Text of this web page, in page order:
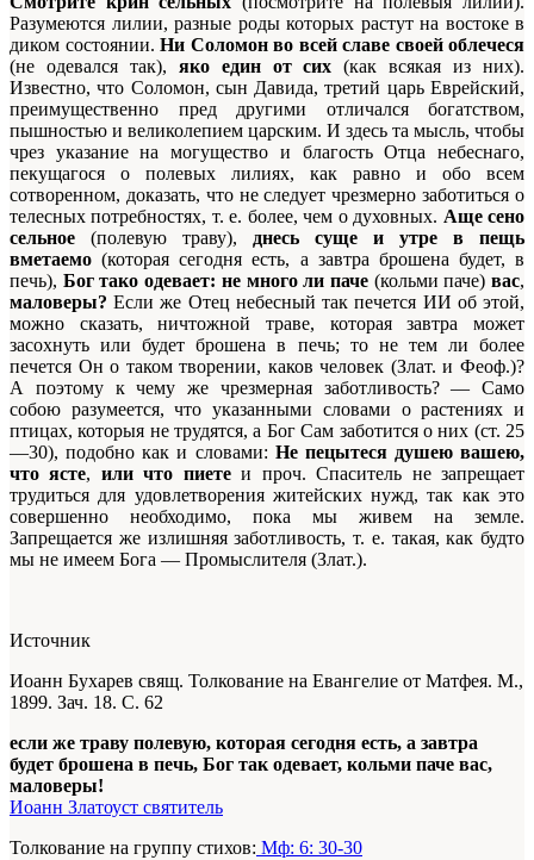
Разумеются лилии, разные роды которых растут на востоке в
диком состоянии. Ни Соломон во всей славе своей облечеся
(не одевался так), яко един от сих(как всякая из них).
Известно, что Соломон, сын Давида, третий царь Еврейский,
преимущественно пред другими отличался богатством,
пышностью и великолепием царским. И здесь та мысль, чтобы
чрез указание на могущество и благость Отца небеснаго,
пекущагося о полевых лилиях, как равно и обо всем
сотворенном, доказать, что не следует чрезмерно заботиться о
телесных потребностях, т. е. более, чем о духовных. Аще сено
сельное (полевую траву), днесь суще и утре в пещь
вметаемо (которая сегодня есть, а завтра брошена будет, в
печь), Бог тако одевает: не много ли паче(кольми паче)вас,
маловеры? Если же Отец небесный так печется ИИ об этой,
можно сказать, ничтожной траве, которая завтра может
засохнуть или будет брошена в печь; то не тем ли более
печется Он о таком творении, каков человек (Злат. и Феоф.)?
А поэтому к чему же чрезмерная заботливость? — Само
собою разумеется, что указанными словами о растениях и
птицах, которыя не трудятся, а Бог Сам заботится о них (ст. 25
—30), подобно как и словами: Не пецытеся душею вашею,
что ясте, или что пиетеи проч. Спаситель не запрещает
трудиться для удовлетворения житейских нужд, так как это
совершенно необходимо, пока мы живем на земле.
Запрещается же излишняя заботливость, т. е. такая, как будто
мы не имеем Бога — Промыслителя (Злат.).
Источник
Иоанн Бухарев свящ. Толкование на Евангелие от Матфея. М.,
1899. Зач. 18. С. 62
если же траву полевую, которая сегодня есть, а завтра
будет брошена в печь, Бог так одевает, кольми паче вас,
маловеры!
Иоанн Златоуст святитель
Толкование на группу стихов: Мф: 6: 30-30